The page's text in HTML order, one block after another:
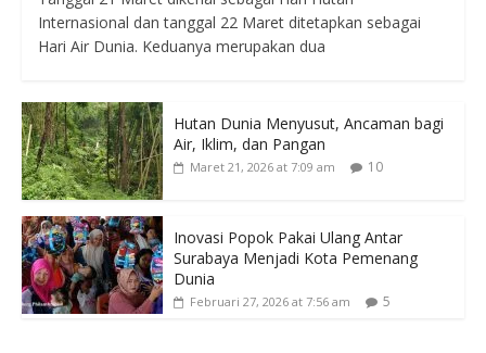
Internasional dan tanggal 22 Maret ditetapkan sebagai
Hari Air Dunia. Keduanya merupakan dua
Hutan Dunia Menyusut, Ancaman bagi
Air, Iklim, dan Pangan
Maret 21, 2026 at 7:09 am 10
Inovasi Popok Pakai Ulang Antar
Surabaya Menjadi Kota Pemenang
Dunia
Februari 27, 2026 at 7:56 am 5